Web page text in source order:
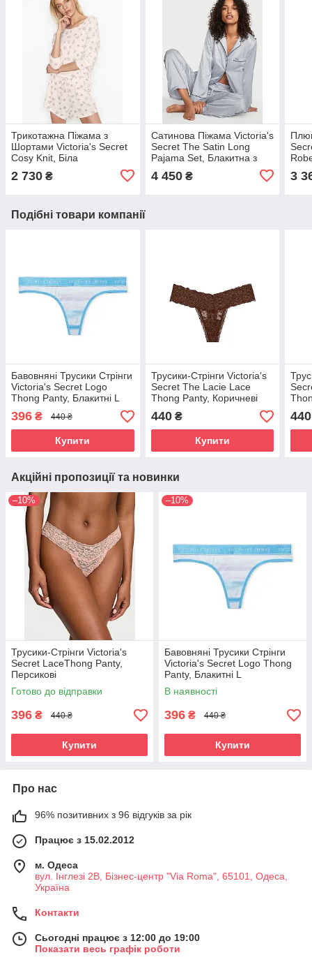
Трикотажна Піжама з
Шортами Victoria's Secret
Cosy Knit, Біла
2 730 ₴
Сатинова Піжама Victoria's
Secret The Satin Long
Pajama Set, Блакитна з
4 450₴ 3
Подібні товари компанії
Бавовняні Трусики Стрінги
Victoria's Secret Logo
Thong Panty, Блакитні L
396 ₴ 440 ₴
Купити
Трусики-Стрінги Victoria's
Secret The Lacie Lace
Thong Panty, Коричневі
440₴
Купити
440
Акційні пропозиції та новинки
–10%
Трусики-Стрінги Victoria's
Secret LaceThong Panty,
Персикові
Готово до відправки
396 ₴ 440 ₴
Купити
–10%
Бавовняні Трусики Стрінги
Victoria's Secret Logo Thong
Panty, Блакитні L
В наявності
396 ₴ 440 ₴
Купити
Про нас
96% позитивних з 96 відгуків за рік
Працює з 15.02.2012
м. Одеса
вул. Інглезі 2В, Бізнес-центр "Via Roma", 65101, Одеса,
Україна
Контакти
Сьогодні працює з 12:00 до 19:00
Показати весь графік роботи